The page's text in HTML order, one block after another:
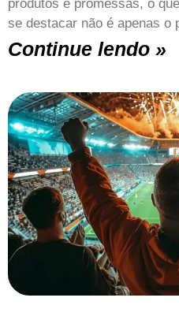
produtos e promessas, o
se destacar não é apenas o
Continue lendo »